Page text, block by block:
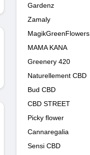
Gardenz
Zamaly
MagikGreenFlowers
MAMA KANA
Greenery 420
Naturellement CBD
Bud CBD
CBD STREET
Picky flower
Cannaregalia
Sensi CBD